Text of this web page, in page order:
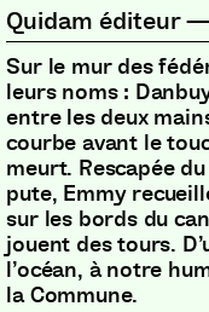
Quidam éditeur
Sur le mur des
leurs noms :
entre les deux
courbe avant le
meurt. Rescapée
pute, Emmy
sur les bords du
jouent des tours.
l’océan, à notre
la Commune.